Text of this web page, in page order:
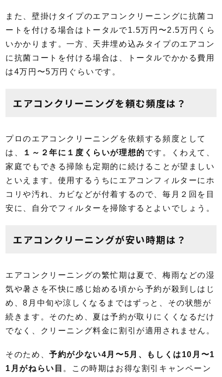
また、壁掛けタイプのエアコンクリーニングに抗菌コ
ートを付ける場合はトータルで1.5万円〜2.5万円くら
いかかります。一方、天井埋め込みタイプのエアコン
に抗菌コートを付ける場合は、トータルでかかる費用
は4万円〜5万円ぐらいです。
エアコンクリーニングを頼む頻度は？
プロのエアコンクリーニングを依頼する頻度として
は、
１～２年に１度くらいが理想的です。くわえて、
家庭でもできる掃除も定期的に続けることが望ましい
といえます。使用するうちにエアコンフィルターにホ
コリや汚れ、カビなどが付着するので、毎月２回を目
安に、自分でフィルターを掃除するとよいでしょう。
エアコンクリーニングが安い時期は？
エアコンクリーニングの繁忙期は夏で、梅雨などの湿
気や暑さを不快に感じ始める頃から予約が殺到しはじ
め、8月中旬や涼しくなるまではずっと、その状態が
続きます。そのため、夏は予約が取りにくくなるだけ
でなく、クリーニング料金に割引が適用されません。
そのため、予約が少ない4月〜5月、もしくは10月〜1
1月がねらい目 。この時期はお得な割引キャンペーン